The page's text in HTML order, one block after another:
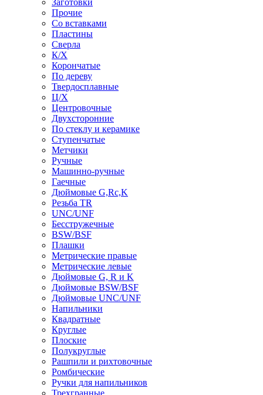
Заготовки
Прочие
Со вставками
Пластины
Сверла
К/Х
Корончатые
По дереву
Твердосплавные
Ц/Х
Центровочные
Двухсторонние
По стеклу и керамике
Ступенчатые
Метчики
Ручные
Машинно-ручные
Гаечные
Дюймовые G,Rc,K
Резьба TR
UNC/UNF
Бесстружечные
BSW/BSF
Плашки
Метрические правые
Метрические левые
Дюймовые G, R и K
Дюймовые BSW/BSF
Дюймовые UNC/UNF
Напильники
Квадратные
Круглые
Плоские
Полукруглые
Рашпили и рихтовочные
Ромбические
Ручки для напильников
Трехгранные